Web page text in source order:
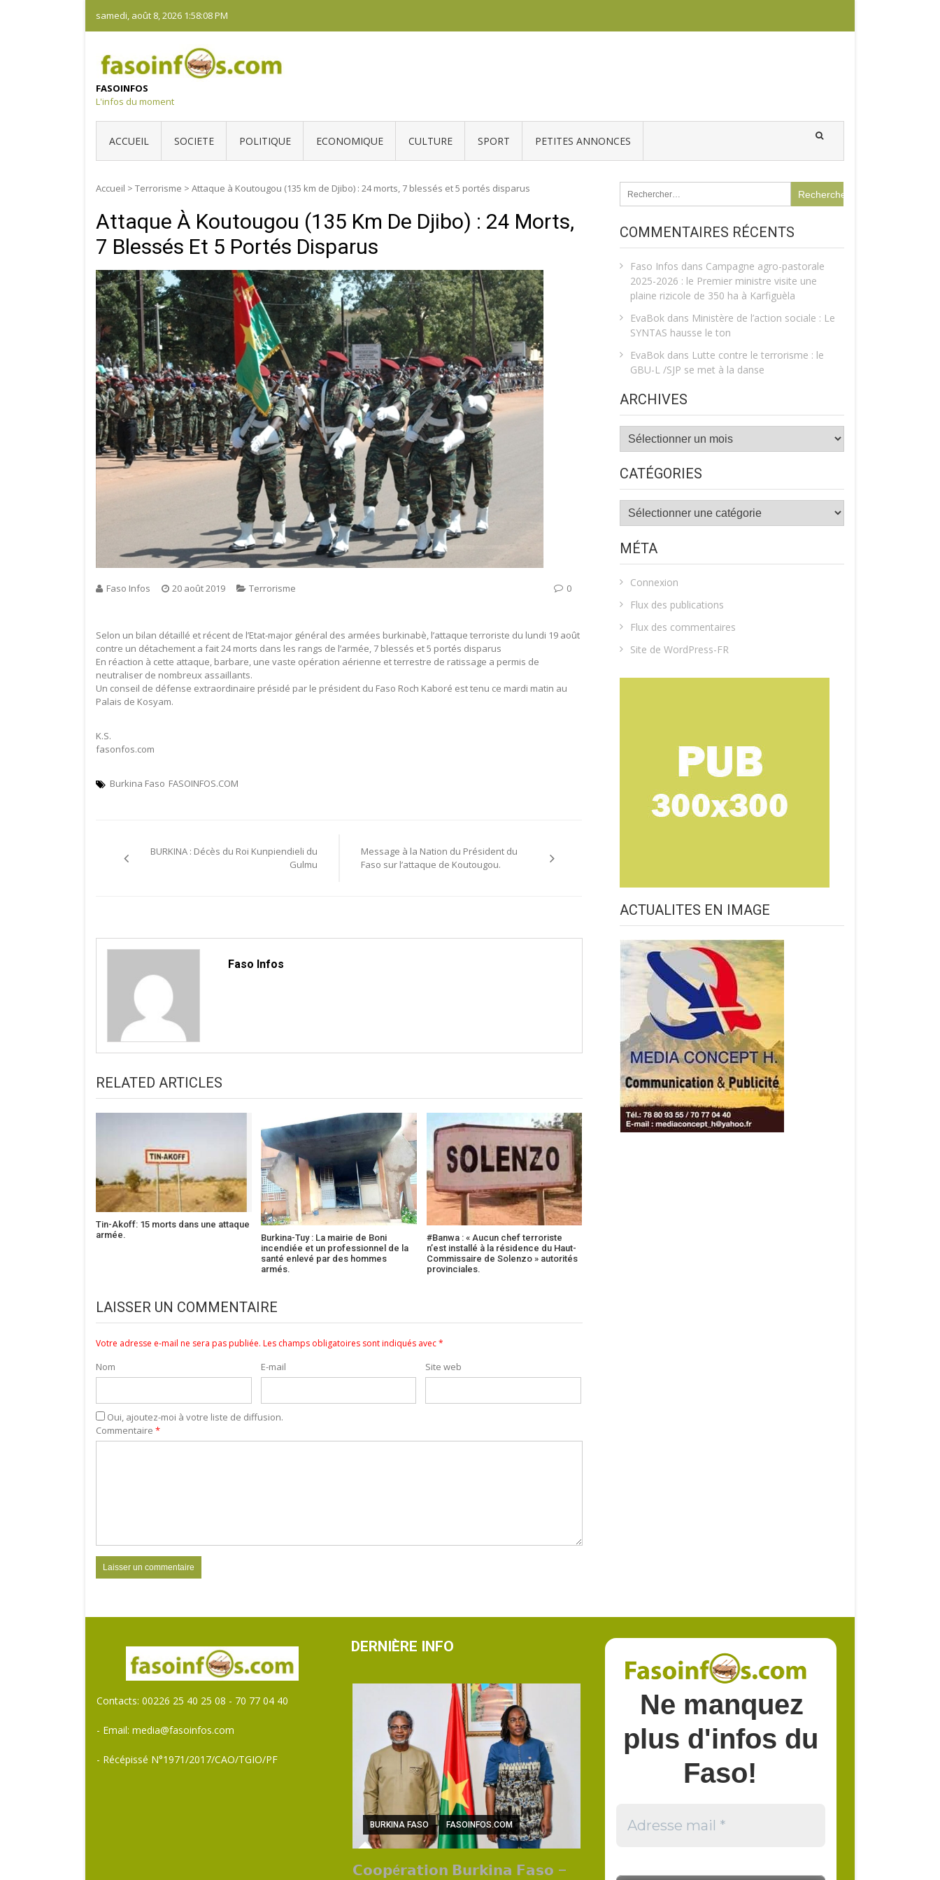
content
samedi, août 8, 2026 1:58:09 PM
FASOINFOS
L'infos du moment
ACCUEIL SOCIETE POLITIQUE ECONOMIQUE CULTURE SPORT PETITES ANNONCES
Accueil > Terrorisme > Attaque à Koutougou (135 km de Djibo) : 24 morts, 7 blessés et 5 portés disparus
Attaque À Koutougou (135 Km De Djibo) : 24 Morts,
7 Blessés Et 5 Portés Disparus
Faso Infos 20 août 2019 Terrorisme 0
Selon un bilan détaillé et récent de l’Etat-major général des armées burkinabè, l’attaque terroriste du lundi 19 août
contre un détachement a fait 24 morts dans les rangs de l’armée, 7 blessés et 5 portés disparus
En réaction à cette attaque, barbare, une vaste opération aérienne et terrestre de ratissage a permis de
neutraliser de nombreux assaillants.
Un conseil de défense extraordinaire présidé par le président du Faso Roch Kaboré est tenu ce mardi matin au
Palais de Kosyam.
K.S.
fasonfos.com
Burkina Faso FASOINFOS.COM
de
BURKINA : Décès du Roi Kunpiendieli du
Gulmu
Message à la Nation du Président du
Faso sur l’attaque de Koutougou.
Faso Infos
RELATED ARTICLES
Tin-Akoff: 15 morts dans une attaque
armée.
Burkina-Tuy : La mairie de Boni
incendiée et un professionnel de la
santé enlevé par des hommes
armés.
#Banwa : « Aucun chef terroriste
n’est installé à la résidence du Haut-
Commissaire de Solenzo » autorités
provinciales.
LAISSER UN COMMENTAIRE
Votre adresse e-mail ne sera pas publiée. Les champs obligatoires sont indiqués avec*
Nom E-mail Site web
Oui, ajoutez-moi à votre liste de diffusion.
Commentaire *
COMMENTAIRES RÉCENTS
Faso Infos dans Campagne agro-pastorale
2025-2026 : le Premier ministre visite une
plaine rizicole de 350 ha à Karfiguèla
EvaBok dans Ministère de l’action sociale : Le
SYNTAS hausse le ton
EvaBok dans Lutte contre le terrorisme : le
GBU-L /SJP se met à la danse
ARCHIVES
Archives
CATÉGORIES
Catégories
MÉTA
Connexion
Flux des publications
Flux des commentaires
Site de WordPress-FR
ACTUALITES EN IMAGE
Contacts: 00226 25 40 25 08 - 70 77 04 40
- Email: media@fasoinfos.com
- Récépissé N°1971/2017/CAO/TGIO/PF
DERNIÈRE INFO
BURKINA FASO FASOINFOS.COM
𝗖𝗼𝗼𝗽é𝗿𝗮𝘁𝗶𝗼𝗻 𝗕𝘂𝗿𝗸𝗶𝗻𝗮 𝗙𝗮𝘀𝗼 –
Ne manquez
plus d'infos du
Faso!